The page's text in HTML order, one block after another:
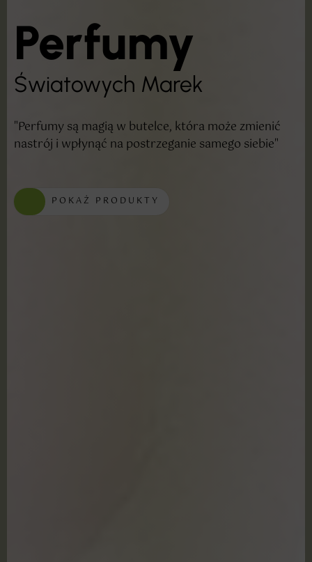
Perfumy
Światowych Marek
"Perfumy są magią w butelce, która może zmienić
nastrój i wpłynąć na postrzeganie samego siebie"
POKAŻ PRODUKTY